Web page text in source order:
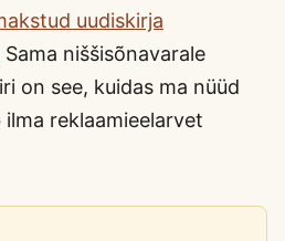
uudiskirja
Sama niššisõnavarale
on see, kuidas ma nüüd
reklaamieelarvet